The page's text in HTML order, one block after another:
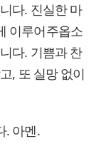
다. 진실한 마
이루어주옵소
다. 기쁨과 찬
, 또 실망 없이
. 아멘.